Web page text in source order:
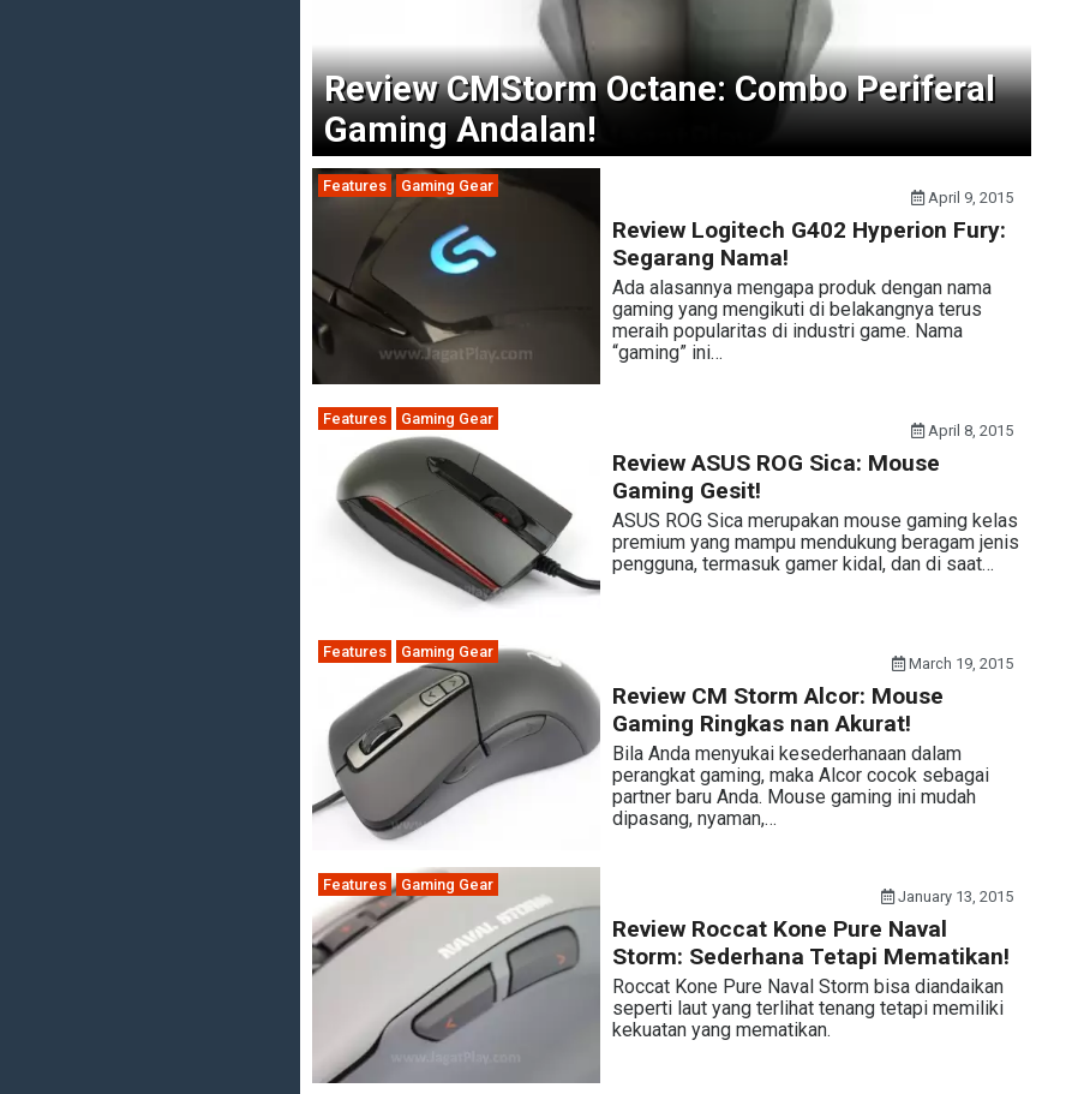
Review CMStorm Octane: Combo Periferal
Gaming Andalan!
Features Gaming Gear
April 9, 2015
Review Logitech G402 Hyperion Fury:
Segarang Nama!
Ada alasannya mengapa produk dengan nama
gaming yang mengikuti di belakangnya terus
meraih popularitas di industri game. Nama
“gaming” ini…
Features Gaming Gear
April 8, 2015
Review ASUS ROG Sica: Mouse
Gaming Gesit!
ASUS ROG Sica merupakan mouse gaming kelas
premium yang mampu mendukung beragam jenis
pengguna, termasuk gamer kidal, dan di saat…
Features Gaming Gear
March 19, 2015
Review CM Storm Alcor: Mouse
Gaming Ringkas nan Akurat!
Bila Anda menyukai kesederhanaan dalam
perangkat gaming, maka Alcor cocok sebagai
partner baru Anda. Mouse gaming ini mudah
dipasang, nyaman,…
Features Gaming Gear
January 13, 2015
Review Roccat Kone Pure Naval
Storm: Sederhana Tetapi Mematikan!
Roccat Kone Pure Naval Storm bisa diandaikan
seperti laut yang terlihat tenang tetapi memiliki
kekuatan yang mematikan.